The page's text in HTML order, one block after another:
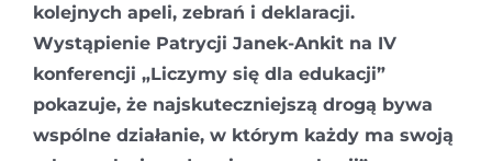
kolejnych apeli, zebrań i deklaracji.
Wystąpienie Patrycji Janek-Ankit na IV
konferencji „Liczymy się dla edukacji”
pokazuje, że najskuteczniejszą drogą bywa
wspólne działanie, w którym każdy ma swoją